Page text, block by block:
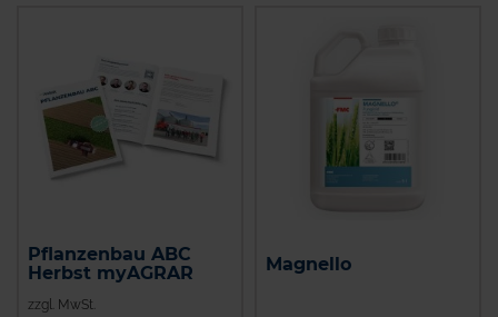
Pflanzenbau ABC
Herbst myAGRAR
zzgl. MwSt.
Magnello